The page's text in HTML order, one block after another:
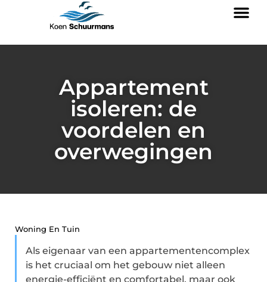
Appartement
isoleren: de
voordelen en
overwegingen
Woning En Tuin
Als eigenaar van een appartementencomplex
is het cruciaal om het gebouw niet alleen
energie-efficiënt en comfortabel, maar ook